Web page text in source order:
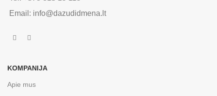
Email: info@dazudidmena.lt
KOMPANIJA
Apie mus